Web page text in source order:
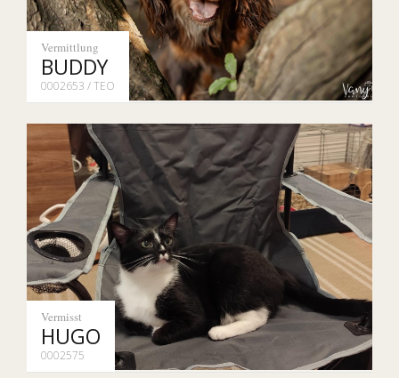
Vermittlung
BUDDY
0002653 / TEO
Vermisst
HUGO
0002575